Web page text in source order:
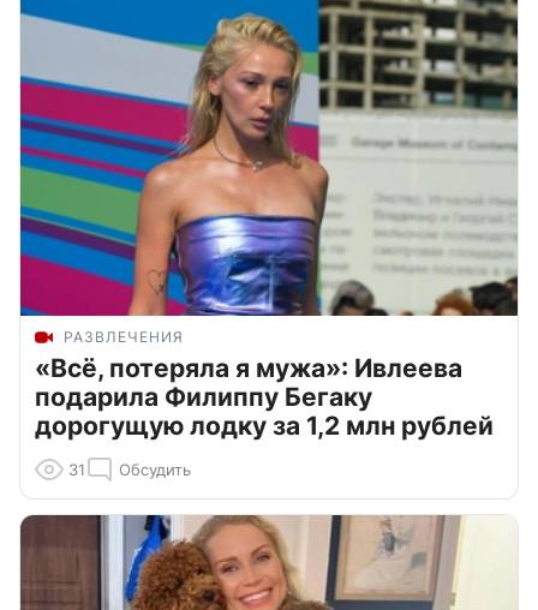
РАЗВЛЕЧЕНИЯ
«Всё, потеряла я мужа»: Ивлеева
подарила Филиппу Бегаку
дорогущую лодку за 1,2 млн рублей
31 Обсудить